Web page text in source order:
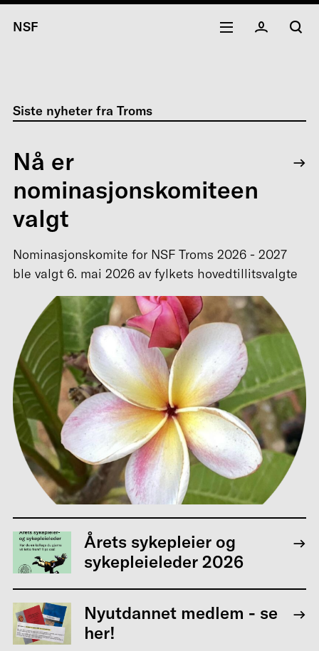
NSF
Siste nyheter fra Troms
Nå er
nominasjonskomiteen
valgt
Nominasjonskomite for NSF Troms 2026 - 2027
ble valgt 6. mai 2026 av fylkets hovedtillitsvalgte
Årets sykepleier og
sykepleieleder 2026
Nyutdannet medlem - se
her!